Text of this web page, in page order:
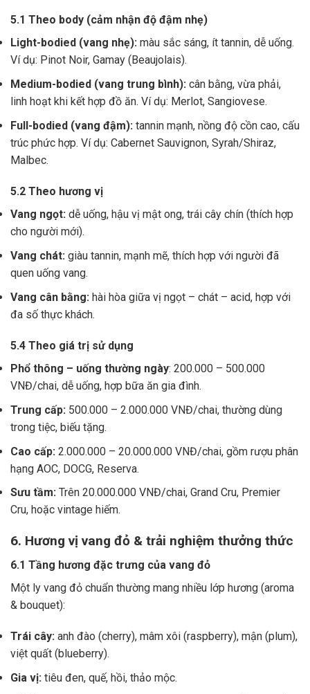
5.1 Theo body (cảm nhận độ đậm nhẹ)
Light-bodied (vang nhẹ): màu sắc sáng, ít tannin, dễ uống.
Ví dụ: Pinot Noir, Gamay (Beaujolais).
Medium-bodied (vang trung bình): cân bằng, vừa phải,
linh hoạt khi kết hợp đồ ăn. Ví dụ: Merlot, Sangiovese.
Full-bodied (vang đậm): tannin mạnh, nồng độ cồn cao, cấu
trúc phức hợp. Ví dụ: Cabernet Sauvignon, Syrah/Shiraz,
Malbec.
5.2 Theo hương vị
Vang ngọt: dễ uống, hậu vị mật ong, trái cây chín (thích hợp
cho người mới).
Vang chát: giàu tannin, mạnh mẽ, thích hợp với người đã
quen uống vang.
Vang cân bằng: hài hòa giữa vị ngọt – chát – acid, hợp với
đa số thực khách.
5.4 Theo giá trị sử dụng
Phổ thông – uống thường ngày: 200.000 – 500.000
VNĐ/chai, dễ uống, hợp bữa ăn gia đình.
Trung cấp: 500.000 – 2.000.000 VNĐ/chai, thường dùng
trong tiệc, biếu tặng.
Cao cấp: 2.000.000 – 20.000.000 VNĐ/chai, gồm rượu phân
hạng AOC, DOCG, Reserva.
Sưu tầm: Trên 20.000.000 VNĐ/chai, Grand Cru, Premier
Cru, hoặc vintage hiếm.
6. Hương vị vang đỏ & trải nghiệm thưởng thức
6.1 Tầng hương đặc trưng của vang đỏ
Một ly vang đỏ chuẩn thường mang nhiều lớp hương (aroma
& bouquet):
Trái cây: anh đào (cherry), mâm xôi (raspberry), mận (plum),
việt quất (blueberry).
Gia vị: tiêu đen, quế, hồi, thảo mộc.